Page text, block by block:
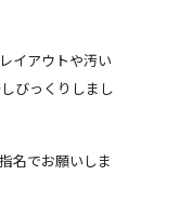
イアウトや汚い
びっくりしまし
名でお願いしま